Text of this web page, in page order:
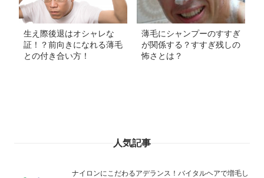
生え際後退はオシャレな
証！？前向きになれる薄毛
との付き合い方！
薄毛にシャンプーのすすぎ
が関係する？すすぎ残しの
怖さとは？
人気記事
ナイロンにこだわるアデランス！バイタルヘアで増毛し